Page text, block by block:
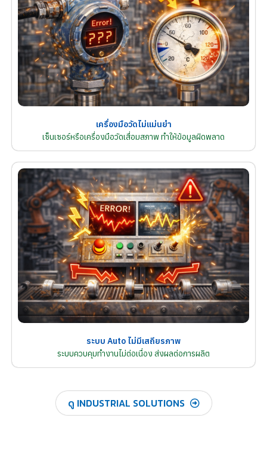
เครื่องมือวัดไม่แม่นยำ
เซ็นเซอร์หรือเครื่องมือวัดเสื่อมสภาพ ทำให้ข้อมูลผิดพลาด
ระบบ Auto ไม่มีเสถียรภาพ
ระบบควบคุมทำงานไม่ต่อเนื่อง ส่งผลต่อการผลิต
ดู INDUSTRIAL SOLUTIONS